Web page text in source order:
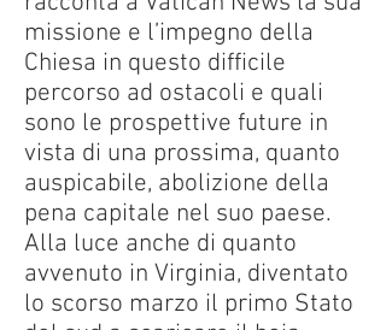
missione e l’impegno della
Chiesa in questo difficile
percorso ad ostacoli e quali
sono le prospettive future in
vista di una prossima, quanto
auspicabile, abolizione della
pena capitale nel suo paese.
Alla luce anche di quanto
avvenuto in Virginia, diventato
lo scorso marzo il primo Stato